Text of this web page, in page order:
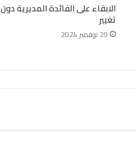
الابقاء على الفائدة المديرية دون
تغيير
29 نوفمبر 2024